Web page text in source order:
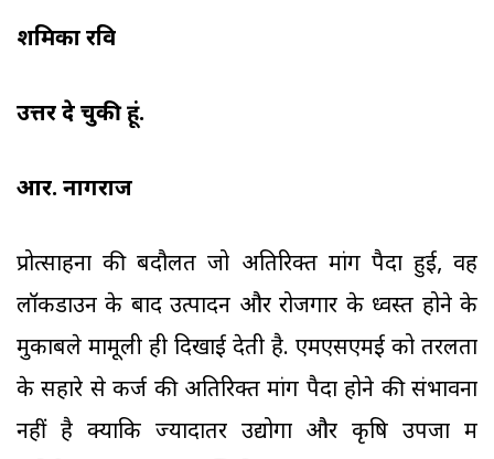
शमिका रवि
उत्तर दे चुकी हूं.
आर. नागराज
प्रोत्साहनों की बदौलत जो अतिरिक्त मांग पैदा हुई, वह
लॉकडाउन के बाद उत्पादन और रोजगार के ध्वस्त होने के
मुकाबले मामूली ही दिखाई देती है. एमएसएमई को तरलता
के सहारे से कर्ज की अतिरिक्त मांग पैदा होने की संभावना
नहीं है क्योंकि ज्यादातर उद्योगों और कृषि उपजों में